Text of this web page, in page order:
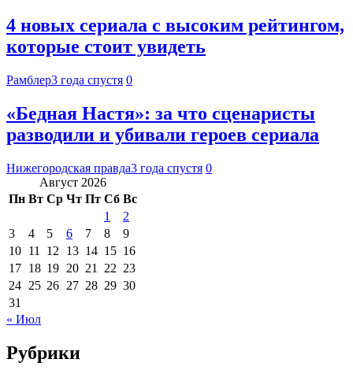
4 новых сериала с высоким рейтингом,
которые стоит увидеть
Рамблер3 года спустя 0
«Бедная Настя»: за что сценаристы
разводили и убивали героев сериала
Нижегородская правда3 года спустя 0
Август 2026
Пн Вт Ср Чт Пт Сб Вс
1
2
3
4 5 6 7 8
9
10 11 12 13 14 15 16
17 18 19 20 21 22 23
24 25 26 27 28 29 30
31
« Июл
Рубрики